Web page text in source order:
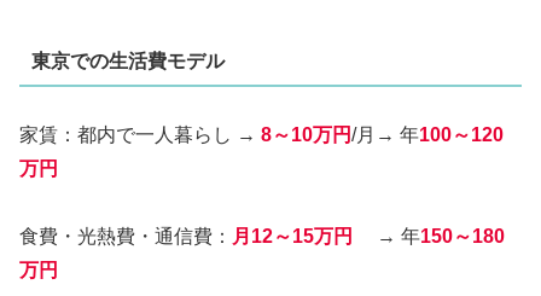
東京での生活費モデル
家賃：都内で一人暮らし → 8～10万円/月→ 年100～120
万円
食費・光熱費・通信費： 月12～15万円 → 年150～180
万円